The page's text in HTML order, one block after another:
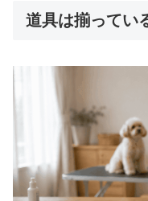
道具は揃ってい